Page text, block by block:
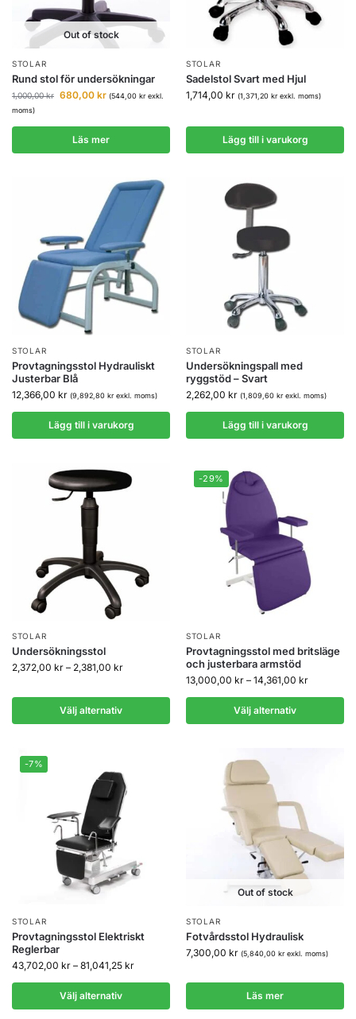
Out of stock
STOLAR
Rund stol för undersökningar
1,000,00kr 680,00 kr (544,00 krexkl.
moms)
Läs mer
STOLAR
Sadelstol Svart med Hjul
1,714,00 kr (1,371,20 krexkl. moms)
Lägg till i varukorg
STOLAR
Provtagningsstol Hydrauliskt
Justerbar Blå
12,366,00 kr (9,892,80 krexkl. moms)
Lägg till i varukorg
STOLAR
Undersökningspall med
ryggstöd – Svart
2,262,00 kr (1,809,60 krexkl. moms)
Lägg till i varukorg
STOLAR
Undersökningsstol
2,372,00 kr – 2,381,00 kr
Välj alternativ
-29%
STOLAR
Provtagningsstol med britsläge
och justerbara armstöd
13,000,00 kr – 14,361,00 kr
Välj alternativ
-7%
STOLAR
Provtagningsstol Elektriskt
Reglerbar
43,702,00 kr – 81,041,25 kr
Välj alternativ
Out of stock
STOLAR
Fotvårdsstol Hydraulisk
7,300,00 kr (5,840,00 krexkl. moms)
Läs mer